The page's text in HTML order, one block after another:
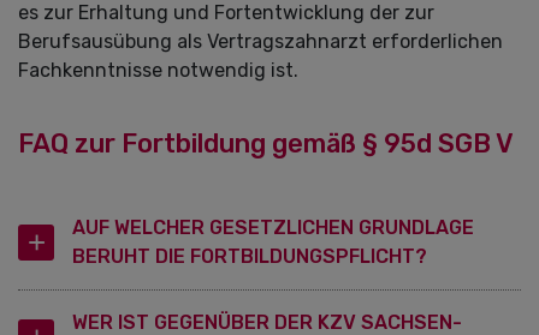
es zur Erhaltung und Fortentwicklung der zur
Berufsausübung als Vertragszahnarzt erforderlichen
Fachkenntnisse notwendig ist.
FAQ zur Fortbildung gemäß § 95d SGB V
AUF WELCHER GESETZLICHEN GRUNDLAGE
BERUHT DIE FORTBILDUNGSPFLICHT?
WER IST GEGENÜBER DER KZV SACHSEN-